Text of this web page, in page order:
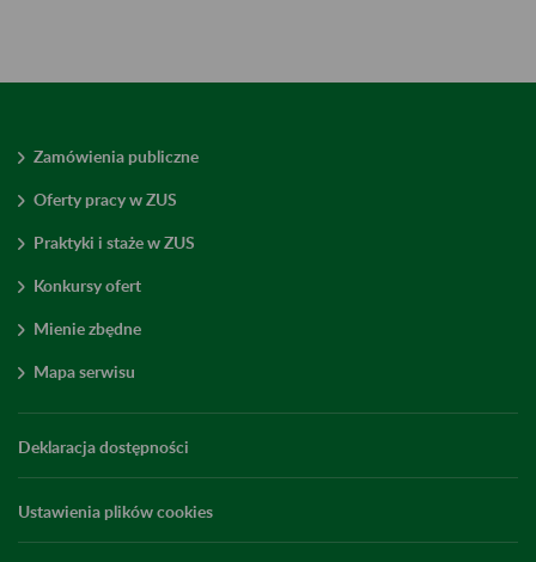
Zamówienia publiczne
Oferty pracy w ZUS
Praktyki i staże w ZUS
Konkursy ofert
Mienie zbędne
Mapa serwisu
Deklaracja dostępności
Ustawienia plików cookies